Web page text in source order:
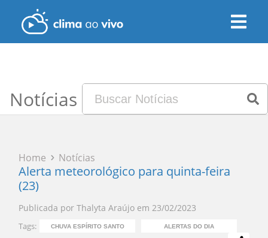
Notícias
Home Notícias
Alerta meteorológico para quinta-feira
(23)
Publicada por Thalyta Araújo em 23/02/2023
Tags: CHUVA ESPÍRITO SANTO ALERTAS DO DIA